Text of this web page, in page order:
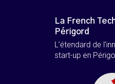
La French
Périgord
L’étendard de
start-up en